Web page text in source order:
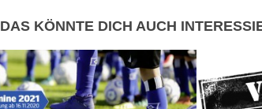
DAS KÖNNTE DICH AUCH